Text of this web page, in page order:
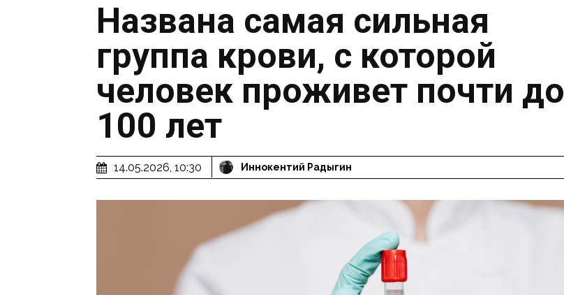
Названа самая сильная
группа крови, с которой
человек проживет почти до
100 лет
14.05.2026, 10:30 Иннокентий Радыгин